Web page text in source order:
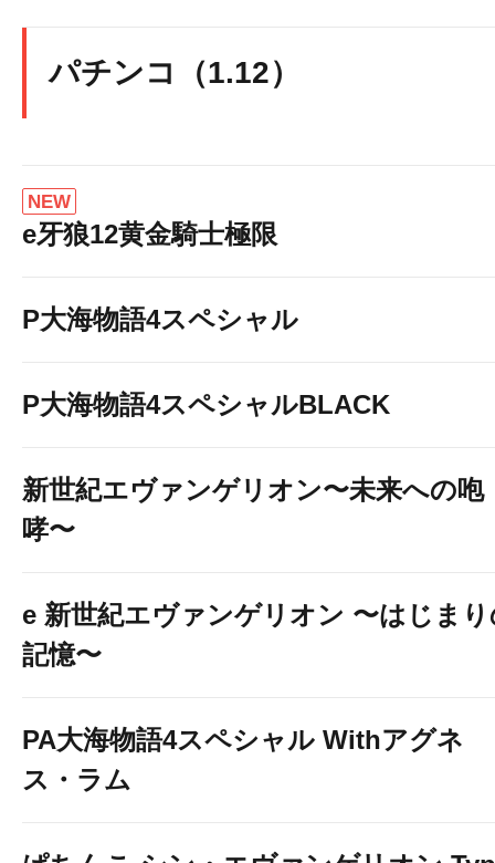
パチンコ（1.12）
NEW
e牙狼12黄金騎士極限
P大海物語4スペシャル
P大海物語4スペシャルBLACK
新世紀エヴァンゲリオン〜未来への咆
哮〜
e 新世紀エヴァンゲリオン 〜はじま
記憶〜
PA大海物語4スペシャル Withアグネ
ス・ラム